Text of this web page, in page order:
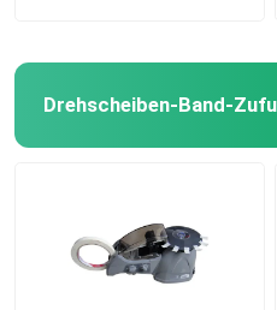
Drehscheiben-Band-